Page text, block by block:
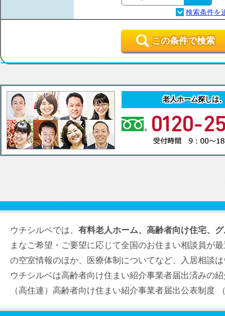
この条件で検索
老人ホーム探しは
ウチシルベでは、 有料老人ホーム、高齢者向け住宅、
まなご希望・ご要望に応じて全国のお住まい相談員が
の空室情報のほか、医療体制についてなど、入居相談
ウチシルベは高齢者向け住まい紹介事業者届出済みの
（高住連）高齢者向け住まい紹介事業者届出公表制度